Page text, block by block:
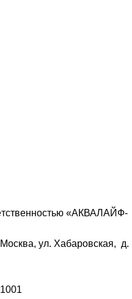
«АКВАЛАЙФ-
ул. Хабаровская, д.